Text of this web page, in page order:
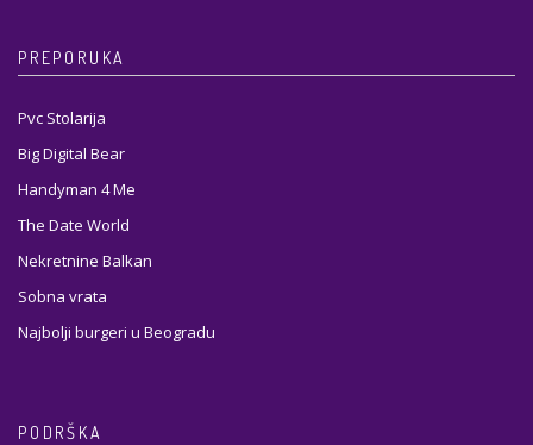
PREPORUKA
Pvc Stolarija
Big Digital Bear
Handyman 4 Me
The Date World
Nekretnine Balkan
Sobna vrata
Najbolji burgeri u Beogradu
PODRŠKA